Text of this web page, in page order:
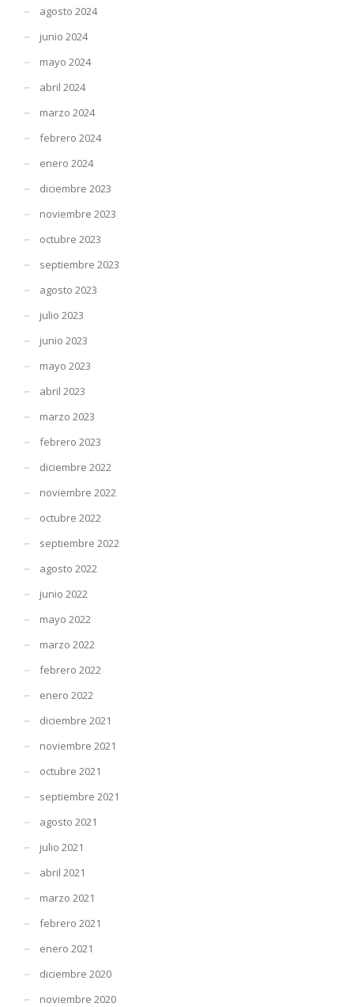
agosto 2024
junio 2024
mayo 2024
abril 2024
marzo 2024
febrero 2024
enero 2024
diciembre 2023
noviembre 2023
octubre 2023
septiembre 2023
agosto 2023
julio 2023
junio 2023
mayo 2023
abril 2023
marzo 2023
febrero 2023
diciembre 2022
noviembre 2022
octubre 2022
septiembre 2022
agosto 2022
junio 2022
mayo 2022
marzo 2022
febrero 2022
enero 2022
diciembre 2021
noviembre 2021
octubre 2021
septiembre 2021
agosto 2021
julio 2021
abril 2021
marzo 2021
febrero 2021
enero 2021
diciembre 2020
noviembre 2020